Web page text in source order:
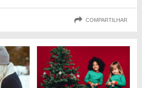
COMPARTILHAR